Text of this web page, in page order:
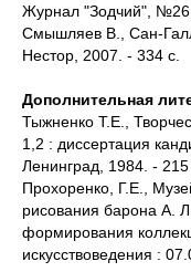
Журнал "Зодчий", №26,
Смышляев В., Сан-
Нестор, 2007. - 334 с.
Дополнительная
Тыжненко Т.Е.,
1,2 : диссертация
Ленинград, 1984. - 215
Прохоренко, Г.Е.,
рисования барона А.
формирования
искусствоведения :